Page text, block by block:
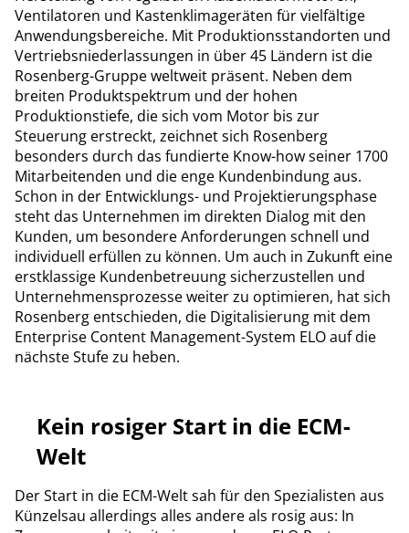
Ventilatoren und Kastenklimageräten für vielfältige
Anwendungsbereiche. Mit Produktionsstandorten und
Vertriebsniederlassungen in über 45 Ländern ist die
Rosenberg-Gruppe weltweit präsent. Neben dem
breiten Produktspektrum und der hohen
Produktionstiefe, die sich vom Motor bis zur
Steuerung erstreckt, zeichnet sich Rosenberg
besonders durch das fundierte Know-how seiner 1700
Mitarbeitenden und die enge Kundenbindung aus.
Schon in der Entwicklungs- und Projektierungsphase
steht das Unternehmen im direkten Dialog mit den
Kunden, um besondere Anforderungen schnell und
individuell erfüllen zu können. Um auch in Zukunft eine
erstklassige Kundenbetreuung sicherzustellen und
Unternehmensprozesse weiter zu optimieren, hat sich
Rosenberg entschieden, die Digitalisierung mit dem
Enterprise Content Management-System ELO auf die
nächste Stufe zu heben.
Kein rosiger Start in die ECM-
Welt
Der Start in die ECM-Welt sah für den Spezialisten aus
Künzelsau allerdings alles andere als rosig aus: In